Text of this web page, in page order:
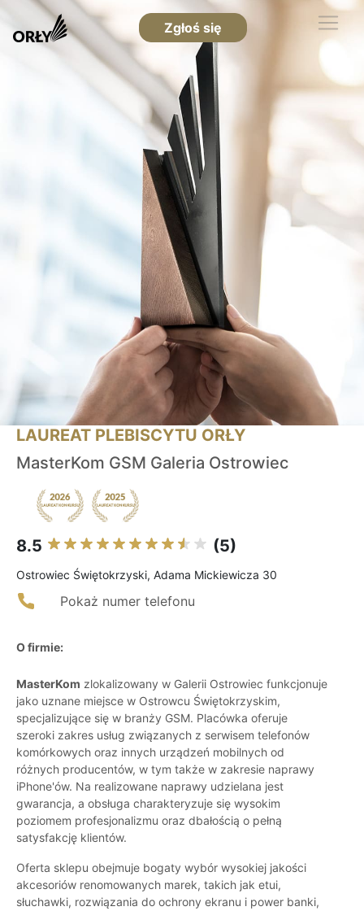
Zgłoś się
LAUREAT PLEBISCYTU ORŁY
MasterKom GSM Galeria Ostrowiec
8.5 (5)
Ostrowiec Świętokrzyski, Adama Mickiewicza 30
Pokaż numer telefonu
O firmie:
MasterKom zlokalizowany w Galerii Ostrowiec funkcjonuje
jako uznane miejsce w Ostrowcu Świętokrzyskim,
specjalizujące się w branży GSM. Placówka oferuje
szeroki zakres usług związanych z serwisem telefonów
komórkowych oraz innych urządzeń mobilnych od
różnych producentów, w tym także w zakresie naprawy
iPhone'ów. Na realizowane naprawy udzielana jest
gwarancja, a obsługa charakteryzuje się wysokim
poziomem profesjonalizmu oraz dbałością o pełną
satysfakcję klientów.
Oferta sklepu obejmuje bogaty wybór wysokiej jakości
akcesoriów renomowanych marek, takich jak etui,
słuchawki, rozwiązania do ochrony ekranu i power banki,